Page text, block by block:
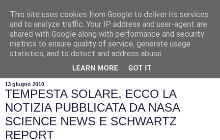
13 giugno 2010
TEMPESTA SOLARE, ECCO LA
NOTIZIA PUBBLICATA DA NASA
SCIENCE NEWS E SCHWARTZ
REPORT
This site uses cookies from Google to deliver its services
and to analyze traffic. Your IP address and user-agent are
shared with Google along with performance and security
metrics to ensure quality of service, generate usage
statistics, and to detect and address abuse.
LEARN MORE GOT IT